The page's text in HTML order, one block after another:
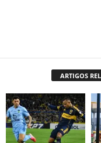
ARTIGOS